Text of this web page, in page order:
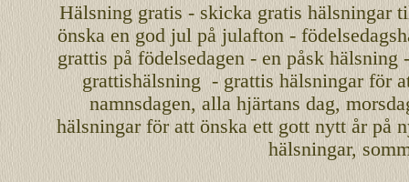
Hälsning gratis - skicka gratis
önska engod julpå julafton -
grattis på födelsedagen - en påsk
grattishälsning - grattis hälsningar för
namnsdagen,alla hjärtans dag,
hälsningar för att önska ettgott nytt årpå
hälsningar,